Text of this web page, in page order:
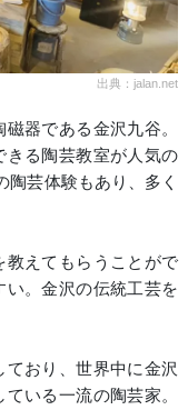
出典：jalan.net
器である金沢九谷。
きる陶芸教室が人気の
陶芸体験もあり、多く
教えてもらうことがで
い。金沢の伝統工芸を
おり、世界中に金沢
いる一流の陶芸家。